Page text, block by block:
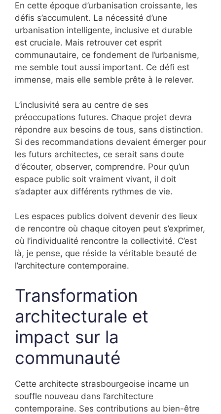
En cette époque d’urbanisation croissante, les
défis s’accumulent. La nécessité d’une
urbanisation intelligente, inclusive et durable
est cruciale. Mais retrouver cet esprit
communautaire, ce fondement de l’urbanisme,
me semble tout aussi important. Ce défi est
immense, mais elle semble prête à le relever.
L’inclusivité sera au centre de ses
préoccupations futures. Chaque projet devra
répondre aux besoins de tous, sans distinction.
Si des recommandations devaient émerger pour
les futurs architectes, ce serait sans doute
d’écouter, observer, comprendre. Pour qu’un
espace public soit vraiment vivant, il doit
s’adapter aux différents rythmes de vie.
Les espaces publics doivent devenir des lieux
de rencontre où chaque citoyen peut s’exprimer,
où l’individualité rencontre la collectivité. C’est
là, je pense, que réside la véritable beauté de
l’architecture contemporaine.
Transformation
architecturale et
impact sur la
communauté
Cette architecte strasbourgeoise incarne un
souffle nouveau dans l’architecture
contemporaine. Ses contributions au bien-être